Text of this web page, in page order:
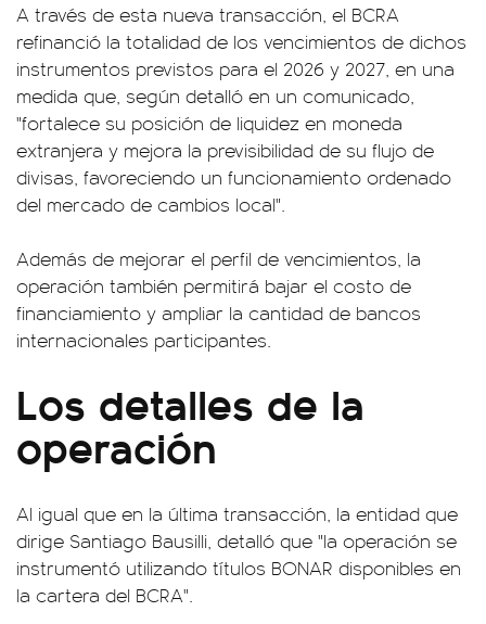
A través de esta nueva transacción, el BCRA
refinanció la totalidad de los vencimientos de dichos
instrumentos previstos para el 2026 y 2027, en una
medida que, según detalló en un comunicado,
"fortalece su posición de liquidez en moneda
extranjera y mejora la previsibilidad de su flujo de
divisas, favoreciendo un funcionamiento ordenado
del mercado de cambios local".
Además de mejorar el perfil de vencimientos, la
operación también permitirá bajar el costo de
financiamiento y ampliar la cantidad de bancos
internacionales participantes.
Los detalles de la
operación
Al igual que en la última transacción, la entidad que
dirige Santiago Bausilli, detalló que "la operación se
instrumentó utilizando títulos BONAR disponibles en
la cartera del BCRA".